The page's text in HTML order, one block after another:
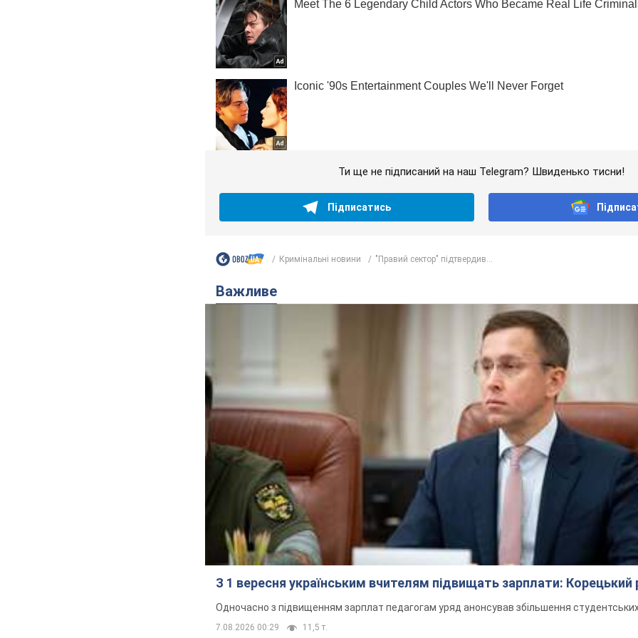
Ти ще не підписаний на наш Telegram? Швиденько тисни!
Підписатись
Кримінальні новини "Правий сектор" підтвердив...
Важливе
З 1 вересня українським вчителям підвищать зарплати: Корецький
Одночасно з підвищенням зарплат педагогам уряд анонсував збільшення
7.08.2026 00:29 11,5 т.